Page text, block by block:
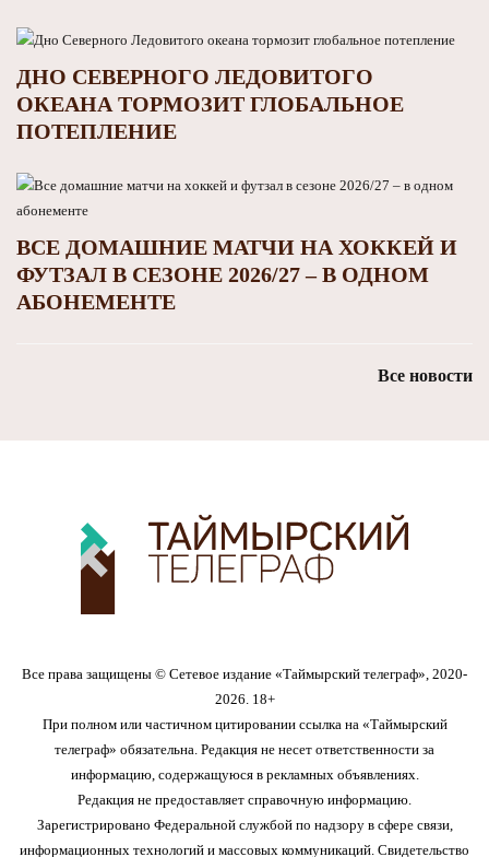
ДНО СЕВЕРНОГО ЛЕДОВИТОГО
ОКЕАНА ТОРМОЗИТ ГЛОБАЛЬНОЕ
ПОТЕПЛЕНИЕ
ВСЕ ДОМАШНИЕ МАТЧИ НА ХОККЕЙ И
ФУТЗАЛ В СЕЗОНЕ 2026/27 – В ОДНОМ
АБОНЕМЕНТЕ
Все новости
Все права защищены © Сетевое издание «Таймырский телеграф», 2020-
2026. 18+
При полном или частичном цитировании ссылка на «Таймырский
телеграф» обязательна. Редакция не несет ответственности за
информацию, содержащуюся в рекламных объявлениях.
Редакция не предоставляет справочную информацию.
Зарегистрировано Федеральной службой по надзору в сфере связи,
информационных технологий и массовых коммуникаций. Свидетельство